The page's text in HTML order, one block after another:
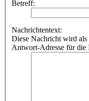
Betreff:
Nachrichtentext:
Diese Nachricht wird
Antwort-Adresse für die